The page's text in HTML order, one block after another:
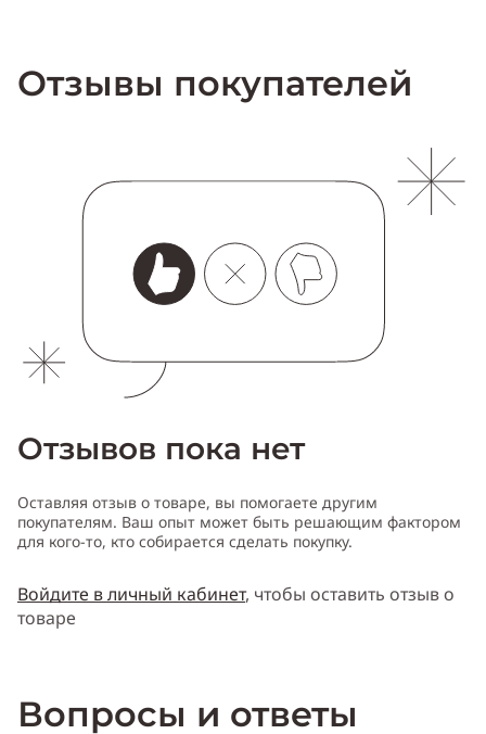
Отзывы покупателей
Отзывов пока нет
Оставляя отзыв о товаре, вы помогаете другим
покупателям. Ваш опыт может быть решающим фактором
для кого-то, кто собирается сделать покупку.
Войдите в личный кабинет, чтобы оставить отзыв о
товаре
Вопросы и ответы